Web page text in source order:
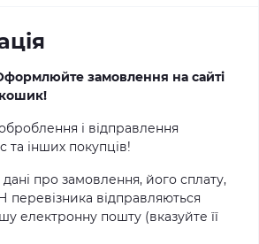
замовлення на сайті
кошик!
і відправлення
та інших покупців!
про замовлення, його сплату,
відправляються
електронну пошту (вказуйте її